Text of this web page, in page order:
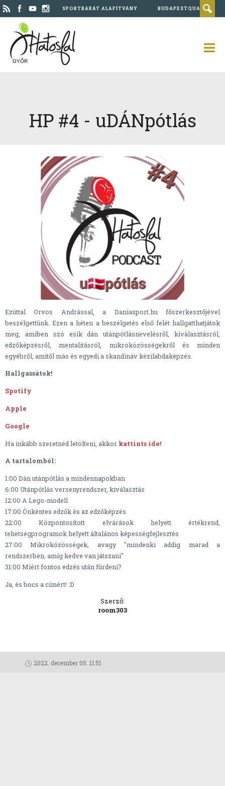
SPORTBARÁT ALAPÍTVÁNY BUDAPESTQUAD
GYŐR
HP #4 - uDÁNpótlás
Ezúttal Orvos Andrással, a Daniasport.hu főszerkesztőjével
beszélgettünk. Ezen a héten a beszélgetés első felét hallgatthatjátok
meg, amiben szó esik dán utánpótlásnevelésről, kiválasztásról,
edzőképzésről, mentalitásról, mikroközösségekről és minden
egyébről, amitől más és egyedi a skandináv kézilabdaképzés.
Hallgassátok!
Spotify
Apple
Google
Ha inkább szeretnéd letölteni, akkor kattints ide!
A tartalomból:
1:00 Dán utánpótlás a mindennapokban
6:00 Utánpótlás versenyrendszer, kiválasztás
12:00 A Lego-modell
17:00 Önkéntes edzők és az edzőképzés
22:00 Központosított elvárások helyett értékrend,
tehetségprogramok helyett általános képességfejlesztés
27:00 Mikroközösségek, avagy "mindenki addig marad a
rendszerben, amíg kedve van játszani"
31:00 Miért fontos edzés után fürdeni?
Ja, és bocs a címért! :D
Szerző:
room303
2022. december 05. 11:51